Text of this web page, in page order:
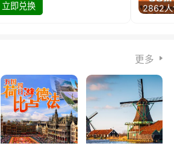
立即兑换
2862
更多